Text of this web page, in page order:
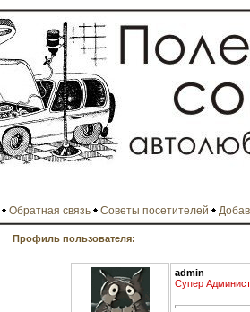
Обратная связь Советы посетителей
Профиль пользователя:
admin
Супер